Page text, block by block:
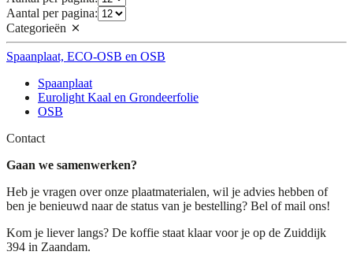
Aantal per pagina:
Categorieën
Spaanplaat, ECO-OSB en OSB
Spaanplaat
Eurolight Kaal en Grondeerfolie
OSB
Contact
Gaan we samenwerken?
Heb je vragen over onze plaatmaterialen, wil je advies hebben of
ben je benieuwd naar de status van je bestelling? Bel of mail ons!
Kom je liever langs? De koffie staat klaar voor je op de Zuiddijk
394 in Zaandam.